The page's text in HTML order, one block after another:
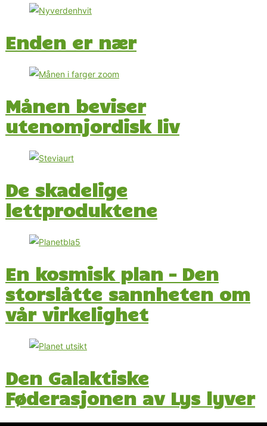
Enden er nær
Månen beviser
utenomjordisk liv
De skadelige
lettproduktene
En kosmisk plan – Den
storslåtte sannheten om
vår virkelighet
Den Galaktiske
Føderasjonen av Lys lyver